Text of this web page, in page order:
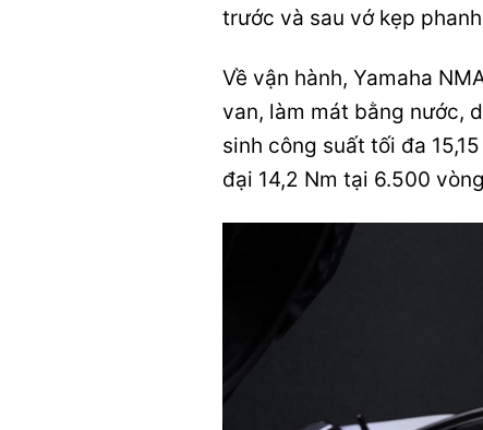
trước và sau vớ kẹp
Về vận hành, Yamaha
van, làm mát bằng nước,
sinh công suất tối đa
đại 14,2 Nm tại 6.500